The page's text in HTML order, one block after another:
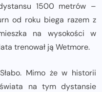
1500 metrów –
od roku biega razem z
na wysokości w
trenował ją Wetmore.
Mimo że w historii
na tym dystansie